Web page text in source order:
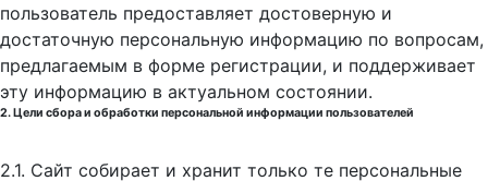
пользователь предоставляет достоверную и
достаточную персональную информацию по вопросам,
предлагаемым в форме регистрации, и поддерживает
эту информацию в актуальном состоянии.
2. Цели сбора и обработки персональной информации пользователей
2.1. Сайт собирает и хранит только те персональные